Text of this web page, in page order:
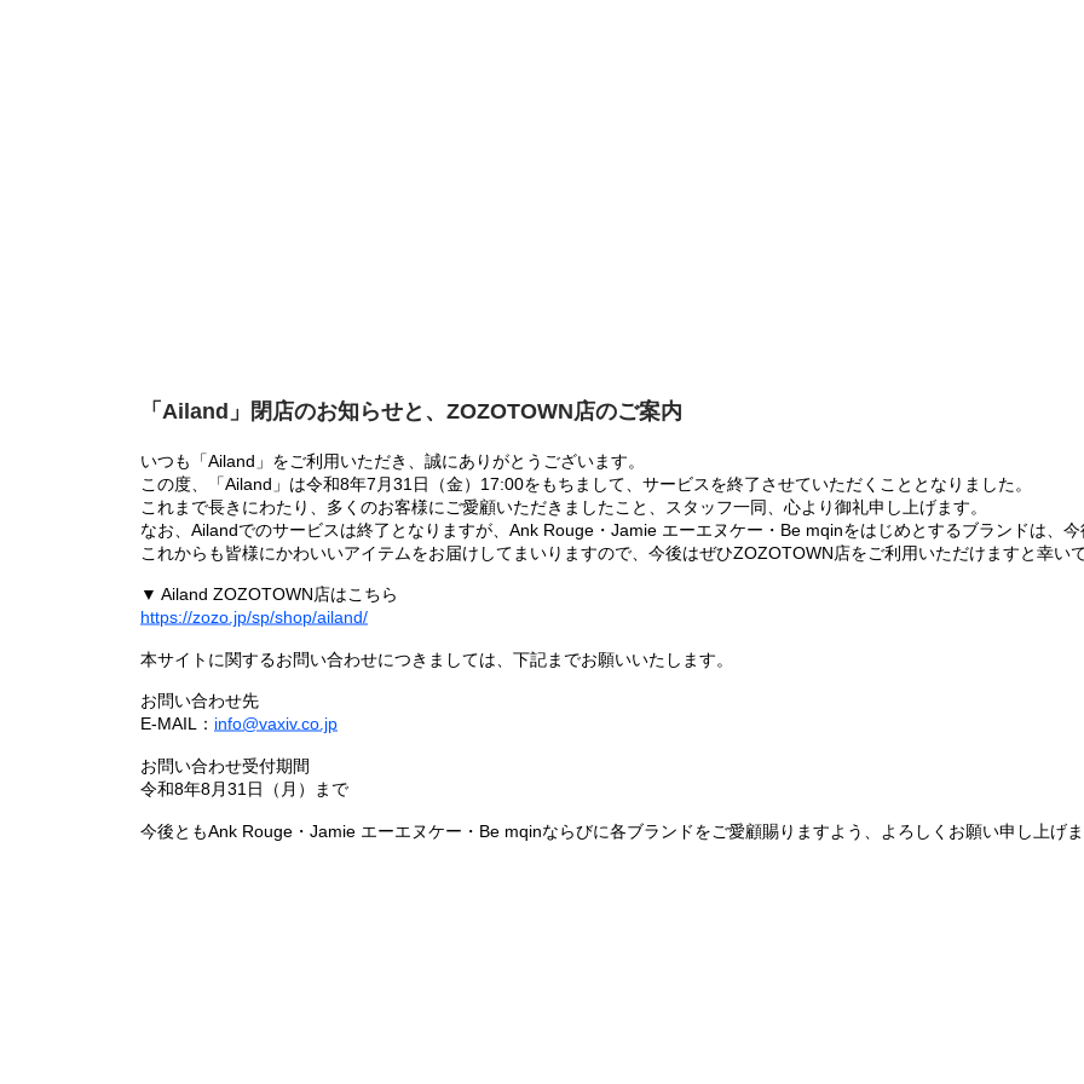
「Ailand」閉店のお知らせと、ZOZOTOWN店のご案内
いつも「Ailand」をご利用いただき、誠にありがとうございます。
この度、「Ailand」は令和8年7月31日（金）17:00をもちまして、サービスを終了させていただくこととなりました。
これまで長きにわたり、多くのお客様にご愛顧いただきましたこと、スタッフ一同、心より御礼申し上げます。
なお、Ailandでのサービスは終了となりますが、Ank Rouge・Jamie エーエヌケー・Be mqinをはじめとするブランドは、
これからも皆様にかわいいアイテムをお届けしてまいりますので、今後はぜひZOZOTOWN店をご利用いただけますと幸いで
▼ Ailand ZOZOTOWN店はこちら
https://zozo.jp/sp/shop/ailand/
本サイトに関するお問い合わせにつきましては、下記までお願いいたします。
お問い合わせ先
E-MAIL： info@vaxiv.co.jp
お問い合わせ受付期間
令和8年8月31日（月）まで
今後ともAnk Rouge・Jamie エーエヌケー・Be mqinならびに各ブランドをご愛顧賜りますよう、よろしくお願い申し上げま